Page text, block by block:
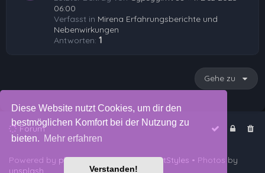
Diese Website nutzt Cookies, um dir den
bestmöglichen Komfort bei der Nutzung zu
bieten. Mehr erfahren
Verstanden!
06:00
Verfasst in Mirena Erfahrungsberichte und
Nebenwirkungen
Antworten: 1
Gehe zu
Forum
Powered by phpBB™• Design byPlanetStyles • Photos by
unsplash